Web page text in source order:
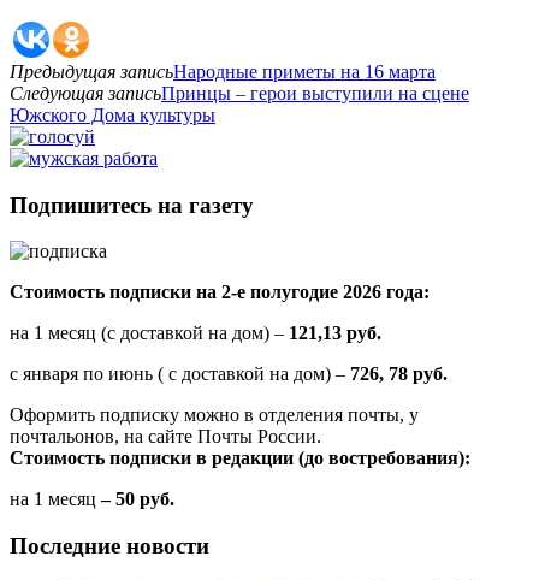
Предыдущая записьНародные приметы на 16 марта
Следующая записьПринцы – герои выступили на сцене
Южского Дома культуры
Подпишитесь на газету
Стоимость подписки на 2-е полугодие 2026 года:
на 1 месяц (с доставкой на дом) – 121,13 руб.
с января по июнь ( с доставкой на дом) – 726, 78 руб.
Оформить подписку можно в отделения почты, у
почтальонов, на сайте Почты России.
Стоимость подписки в редакции (до востребования):
на 1 месяц – 50 руб.
Последние новости